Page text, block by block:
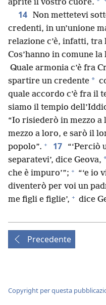
aprite il vostro cuore. *
14 Non mettetevi
credenti, in un’unione
relazione c’è, infatti, tra
Cos’hanno in comune la
Quale armonia c’è fra
spartire un credente *
quale accordo c’è fra il
siamo il tempio
“Io risiederò in mezzo a
mezzo a loro, e sarò il
popolo”. + 17
“‘Perciò
separatevi’, dice Geova,
che è impuro’”; + “‘e io
diventerò per voi un
me figli e figlie’, + dice
Precedente
Copyright per questa